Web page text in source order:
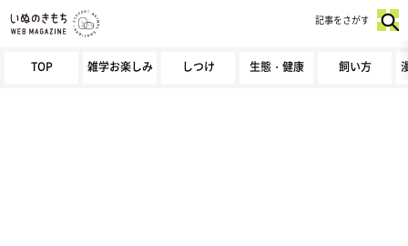
TOP 雑学お楽しみ しつけ 生態・健康 飼い方
記事をさがす